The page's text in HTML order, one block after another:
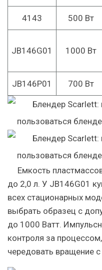
4143 500 Вт
JB146G01 1000 Вт
JB146Р01 700 Вт
Емкость
до 2,0 л. У JB146G01
всех стационарных
выбрать образец с
до 1000 Ватт.
контроля за
чередовать вращение